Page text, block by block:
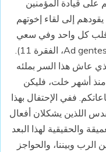
على قيادة المؤمنين
إلى لقاء إخوتهم
قلب كل واحد وفي سعي
كل إنسان إلى الحقيقة والسعادة (راجع Ad gentes، الفقرة 11).
عاش هذا السر بملئه
أشهر خلت، فليكن
ففي الإحتفال بهذا
اللذين يشكلان أفعال
والحقيقية لهذا البعد
وبيننا، والحواجز